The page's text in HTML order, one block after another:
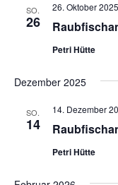
SO.
26
26. Oktober 2025
Petri Hütte
Dezember 2025
SO.
14
14. Dezember
Petri Hütte